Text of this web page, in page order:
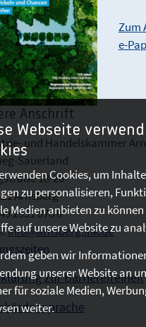
Zum
e-
Anschrift
und Handelskammer
Sauerland
18-20
Arnsberg
2931 878 0
info@arnsberg.ihk.de
zur Barrierefreiheit
Webseite
Cookies, um
zu personalisieren,
Medien anbieten zu
auf unsere Website zu
geben wir
unserer Website an
für soziale Medien,
weiter.